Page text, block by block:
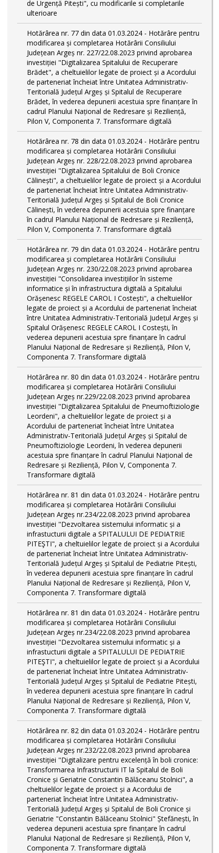
de Urgență Pitești", cu modificarile si completarile
ulterioare
Hotărârea nr. 77 din data 01.03.2024 - Hotărâre pentru
modificarea și completarea Hotărârii Consiliului
Județean Argeș nr. 227/22.08.2023 privind aprobarea
investiției "Digitalizarea Spitalului de Recuperare
Brădet", a cheltuielilor legate de proiect și a Acordului
de parteneriat încheiat între Unitatea Administrativ-
Teritorială Județul Argeș și Spitalul de Recuperare
Brădet, în vederea depunerii acestuia spre finanțare în
cadrul Planului Național de Redresare și Reziliență,
Pilon V, Componenta 7. Transformare digitală
Hotărârea nr. 78 din data 01.03.2024 - Hotărâre pentru
modificarea și completarea Hotărârii Consiliului
Județean Argeș nr. 228/22.08.2023 privind aprobarea
investiției "Digitalizarea Spitalului de Boli Cronice
Călinești", a cheltuielilor legate de proiect și a Acordului
de parteneriat încheiat între Unitatea Administrativ-
Teritorială Județul Argeș și Spitalul de Boli Cronice
Călinești, în vederea depunerii acestuia spre finanțare
în cadrul Planului Național de Redresare și Reziliență,
Pilon V, Componenta 7. Transformare digitală
Hotărârea nr. 79 din data 01.03.2024 - Hotărâre pentru
modificarea și completarea Hotărârii Consiliului
Județean Argeș nr. 230/22.08.2023 privind aprobarea
investiției "Consolidarea investițiilor în sisteme
informatice și în infrastructura digitală a Spitalului
Orășenesc REGELE CAROL I Costești", a cheltuielilor
legate de proiect și a Acordului de parteneriat încheiat
între Unitatea Administrativ-Teritorială Județul Argeș și
Spitalul Orășenesc REGELE CAROL I Costești, în
vederea depunerii acestuia spre finanțare în cadrul
Planului Național de Redresare și Reziliență, Pilon V,
Componenta 7. Transformare digitală
Hotărârea nr. 80 din data 01.03.2024 - Hotărâre pentru
modificarea și completarea Hotărârii Consiliului
Județean Argeș nr.229/22.08.2023 privind aprobarea
investiției "Digitalizarea Spitalului de Pneumoftiziologie
Leordeni", a cheltuielilor legate de proiect și a
Acordului de parteneriat încheiat între Unitatea
Administrativ-Teritorială Județul Argeș și Spitalul de
Pneumoftiziologie Leordeni, în vederea depunerii
acestuia spre finanțare în cadrul Planului Național de
Redresare și Reziliență, Pilon V, Componenta 7.
Transformare digitală
Hotărârea nr. 81 din data 01.03.2024 - Hotărâre pentru
modificarea și completarea Hotărârii Consiliului
Județean Argeș nr.234/22.08.2023 privind aprobarea
investiției "Dezvoltarea sistemului informatic și a
infrastucturii digitale a SPITALULUI DE PEDIATRIE
PITEŞTI", a cheltuielilor legate de proiect și a Acordului
de parteneriat încheiat între Unitatea Administrativ-
Teritorială Județul Argeș și Spitalul de Pediatrie Pitești,
în vederea depunerii acestuia spre finanțare în cadrul
Planului Național de Redresare și Reziliență, Pilon V,
Componenta 7. Transformare digitală
Hotărârea nr. 81 din data 01.03.2024 - Hotărâre pentru
modificarea și completarea Hotărârii Consiliului
Județean Argeș nr.234/22.08.2023 privind aprobarea
investiției "Dezvoltarea sistemului informatic și a
infrastucturii digitale a SPITALULUI DE PEDIATRIE
PITEŞTI", a cheltuielilor legate de proiect și a Acordului
de parteneriat încheiat între Unitatea Administrativ-
Teritorială Județul Argeș și Spitalul de Pediatrie Pitești,
în vederea depunerii acestuia spre finanțare în cadrul
Planului Național de Redresare și Reziliență, Pilon V,
Componenta 7. Transformare digitală
Hotărârea nr. 82 din data 01.03.2024 - Hotărâre pentru
modificarea și completarea Hotărârii Consiliului
Județean Argeș nr.232/22.08.2023 privind aprobarea
investiției "Digitalizare pentru excelență în boli cronice:
Transformarea Infrastructurii IT la Spitalul de Boli
Cronice și Geriatrie Constantin Bălăceanu Stolnici", a
cheltuielilor legate de proiect și a Acordului de
parteneriat încheiat între Unitatea Administrativ-
Teritorială Județul Argeș și Spitalul de Boli Cronice și
Geriatrie "Constantin Bălăceanu Stolnici" Ștefănești, în
vederea depunerii acestuia spre finanțare în cadrul
Planului Național de Redresare și Reziliență, Pilon V,
Componenta 7. Transformare digitală